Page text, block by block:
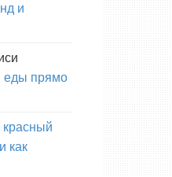
и
еды прямо
красный
как